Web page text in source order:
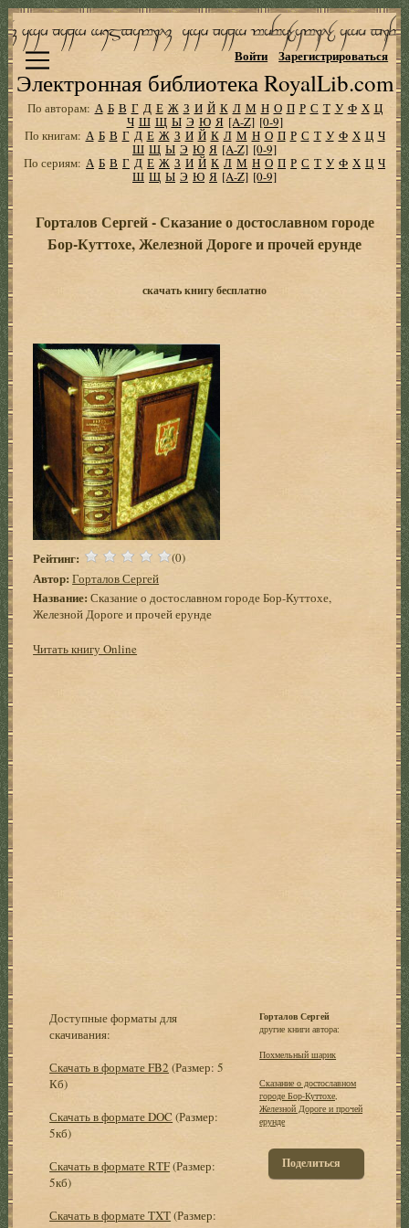
Электронная библиотека RoyalLib.com
Войти Зарегистрироваться
По авторам: А Б В Г Д Е Ж З И Й К Л М Н О П Р С Т У Ф Х Ц
Ч Ш Щ Ы Э Ю Я [A-Z] [0-9]
По книгам: А Б В Г Д Е Ж З И Й К Л М Н О П Р С Т У Ф Х Ц Ч
Ш Щ Ы Э Ю Я [A-Z] [0-9]
По сериям: А Б В Г Д Е Ж З И Й К Л М Н О П Р С Т У Ф Х Ц Ч
Ш Щ Ы Э Ю Я [A-Z] [0-9]
Горталов Сергей - Сказание о достославном городе
Бор-Куттохе, Железной Дороге и прочей ерунде
скачать книгу бесплатно
Рейтинг: (0)
Автор: Горталов Сергей
Название: Сказание о достославном городе Бор-Куттохе,
Железной Дороге и прочей ерунде
Читать книгу Online
Доступные форматы для
скачивания:
Скачать в формате FB2 (Размер: 5
Кб)
Скачать в формате DOC (Размер:
5кб)
Скачать в формате RTF(Размер:
5кб)
Скачать в формате TXT(Размер:
Горталов Сергей
другие книги автора:
Похмельный шарик
Сказание о достославном
городе Бор-Куттохе,
Железной Дороге и прочей
ерунде
Поделиться